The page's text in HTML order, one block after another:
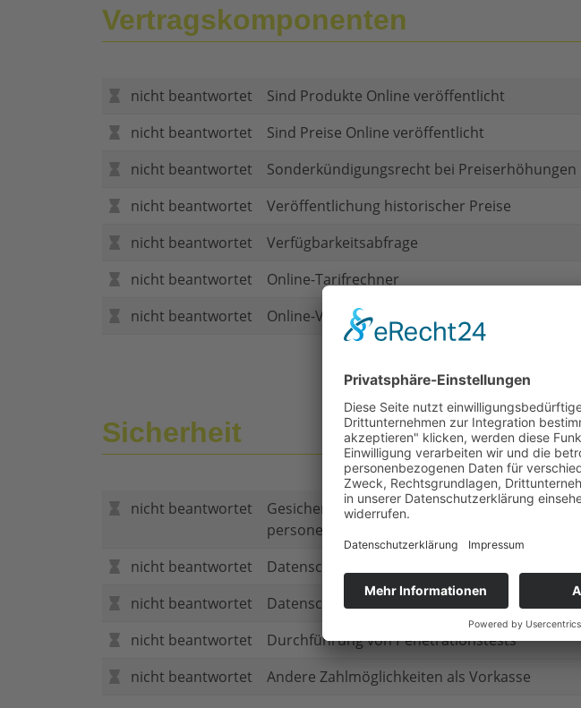
Vertragskomponenten
nicht beantwortet
Sind Produkte Online veröffentlicht
nicht beantwortet
Sind Preise Online veröffentlicht
nicht beantwortet
Sonderkündigungsrecht bei Preiserhöhungen
nicht beantwortet
Veröffentlichung historischer Preise
nicht beantwortet
Verfügbarkeitsabfrage
nicht beantwortet
Online-Tarifrechner
nicht beantwortet
Online-Vertragsabschluss
Sicherheit
nicht beantwortet
Gesicherte Verbindung bei
personenbezogenen Daten
nicht beantwortet
Datenschutzerklärung
nicht beantwortet
Datenschutzerklärung im Internet
nicht beantwortet
Durchführung von Penetrationstests
nicht beantwortet
Andere Zahlmöglichkeiten als Vorkasse